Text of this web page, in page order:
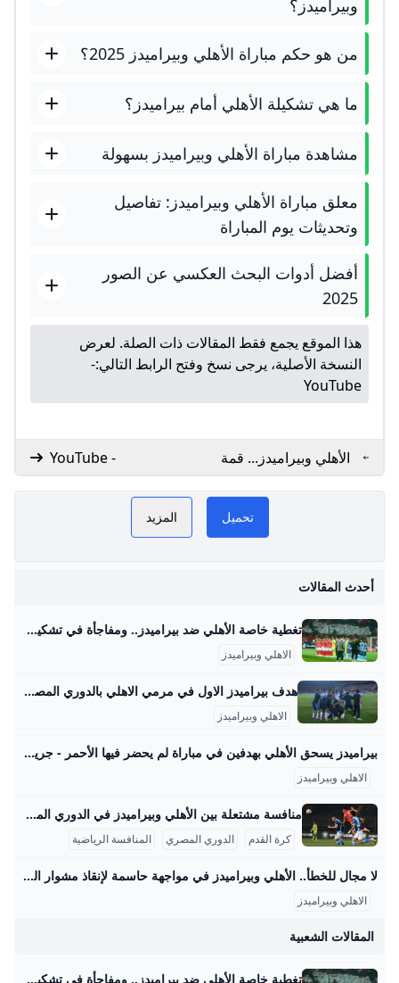
وبيراميدز؟
من هو حكم مباراة الأهلي وبيراميدز 2025؟
ما هي تشكيلة الأهلي أمام بيراميدز؟
مشاهدة مباراة الأهلي وبيراميدز بسهولة
معلق مباراة الأهلي وبيراميدز: تفاصيل
وتحديثات يوم المباراة
أفضل أدوات البحث العكسي عن الصور
2025
هذا الموقع يجمع فقط المقالات ذات الصلة. لعرض
النسخة الأصلية، يرجى نسخ وفتح الرابط التالي:-
YouTube
الأهلي وبيراميدز... قمة
الدوري المصري من أجل
تعديل المسار
- YouTube
تحميل المزيد
أحدث المقالات
تغطية خاصة الأهلي ضد بيراميدز.. ومفاجأة في تشكيل الأحمر مصراوى تغطية خاصة الأهلي ضد بيراميدز ومفاجأة في تشكيل الأحمر | مصراوى 01:42 م السبت 30 أغسطس 2025 التقطت عدسة مراسل “مصراوي” المتواجد في مباراة الأهلي وبيراميدز، مقابلة إسبانية خالصة بين طاقم حكام اللقاء وعدد من الجهاز الفني للمارد الأحمر.. لمزيد من التفاصيل اضغط هنا فيديو هدف وليد الكراتي لبيراميدز في مرمي الأهلي قص فريق بيراميدز شريط التسجيل مبكرًا خلال المباراة التي تجمعه بنظيره الأهلي مساء اليوم السبت الموافق 30 أغسطس، ضمن مواجهات الجولة الخامسة في الدوري المصري.
الاهلي وبيراميدز
هدف بيراميدز الاول في مرمي الاهلي بالدوري المصري - بطولات مشاهدة هدف بيراميدز الاول في مرمي الاهلي بالدوري المصري اليوم السبت 30-8-2025 تعليق عربي إخلاء مسئولية: هذا المحتوى لم يتم انشائه او استضافته بواسطة موقع بطولات وأي مسئولية قانونية تقع على عاتق الطرف الثالث اهداف الاهلي اليوم مباراة بيراميدز اليوم اهداف بيراميدز اليوم الاهلي بيراميدز هدف مباراة الاهلي وبيراميدز الاهلي وبيراميدز اهداف الاهلي وبيراميدز الدوري المصري اهداف بيراميدز والاهلي بيراميدز والاهلي مباراة الاهلي اليوم وليد الكرتي مباراة بيراميدز والاهلي فيديوهات متعلقةسليم المصرى منذ 3 يوم
الاهلي وبيراميدز
بيراميدز يسحق الأهلي بهدفين في مباراة لم يحضر فيها الأحمر - جريدة المستقبل حقق نادي بيراميدز فوزًا غاليًا على نظيره النادي الأهلي، بهدفين دون رد في المباراة التي جمعت بينهم على استاد السلام في إطار الجولة الخامسة من بطولة الدوري… 30 أغسطس 2025 - 11:03 م أقل من دقيقة يبدو أنك تستخدم أداة لحظر الإعلانات. نحن نعتمد على الإعلانات كمصدر تمويل لموقعنا الإلكتروني
الاهلي وبيراميدز
منافسة مشتعلة بين الأهلي وبيراميدز في الدوري المصري 2025 في عالم كرة القدم المصرية، تمثل مواجهات نادي الأهلي وبيراميدز واحدة من أقوى وأبرز المواجهات التي تشهدها الملاعب المصرية في السنوات الأخيرة. حتى الآن، التقى الفريقان في 21 مباراة رسمية عبر مختلف المسابقات مثل الدوري المصري الممتاز، كأس مصر، وكأس السوبر المصري. من بين تلك المواجهات، استطاع الأهلي أن يحقق الفوز في 11 مباراة، بينما فاز بيراميدز في 6 مباريات، وانتهت 4 مواجهات بالتعادل. في هذه اللقاءات، سجل الأهلي 27 هدفًا مقابل 17 هدفًا لبيراميدز، مما يعكس تفوقاً واضحاً للهجوم الأحمر في هذه المنافسات.
كرة القدم الدوري المصري المنافسة الرياضية
لا مجال للخطأ.. الأهلي وبيراميدز في مواجهة حاسمة لإنقاذ مشوار الدوري – جريدة مانشيت يستضيف استاد السلام في تمام التاسعة مساء اليوم، قمة كروية مرتقبة تجمع بين فريقي الأهلي وبيراميدز، وذلك ضمن منافسات الجولة الخامسة من بطولة الدوري المصري اقرأ أيضًا:هل يضحي الأهلي بالموسم؟ شوبير يوجه نصيحة “مفاجئة” لإدارة النادي: الحل في الناشئين… والتنازل عن الموسم الحالي! الفريق المركز المباريات فوز تعادل هزيمة النقاط الأهلي الثامن 3 1 2 0 5 بيراميدز الثاني عشر 4 1 2 1 5 تحليل أداء الأهلي في بداية الدوري الممتاز جمع الأهلي خمس نقاط من أصل ثلاث مباريات خاضها حتى الآن في الدوري.
الاهلي وبيراميدز
المقالات الشعبية
تغطية خاصة الأهلي ضد بيراميدز.. ومفاجأة في تشكيل الأحمر مصراوى تغطية خاصة الأهلي ضد بيراميدز ومفاجأة في تشكيل الأحمر | مصراوى 01:42 م السبت 30 أغسطس 2025 التقطت عدسة مراسل “مصراوي” المتواجد في مباراة الأهلي وبيراميدز، مقابلة إسبانية خالصة بين طاقم حكام اللقاء وعدد من الجهاز الفني للمارد الأحمر.. لمزيد من التفاصيل اضغط هنا فيديو هدف وليد الكراتي لبيراميدز في مرمي الأهلي قص فريق بيراميدز شريط التسجيل مبكرًا خلال المباراة التي تجمعه بنظيره الأهلي مساء اليوم السبت الموافق 30 أغسطس، ضمن مواجهات الجولة الخامسة في الدوري المصري.